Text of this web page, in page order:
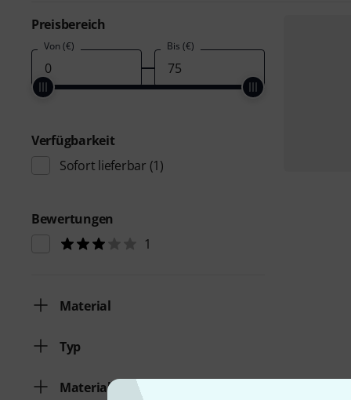
Preisbereich
Von (€) Bis (€)
Verfügbarkeit
Sofort lieferbar (1)
Bewertungen
1
Material
Typ
Material